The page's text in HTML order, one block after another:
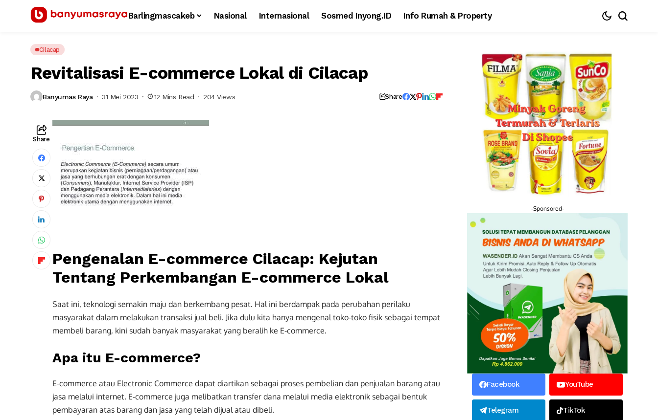
Barlingmascakeb Nasional Internasional Sosmed Inyong.ID Info Rumah & Property
Cilacap
Revitalisasi E-commerce Lokal di Cilacap
Banyumas Raya 31 Mei 2023 12 Mins Read 204 Views Share
Share
Pengenalan E-commerce Cilacap: Kejutan
Tentang Perkembangan E-commerce Lokal
Saat ini, teknologi semakin maju dan berkembang pesat. Hal ini berdampak pada perubahan perilaku
masyarakat dalam melakukan transaksi jual beli. Jika dulu kita hanya mengenal toko-toko fisik sebagai tempat
membeli barang, kini sudah banyak masyarakat yang beralih ke E-commerce.
Apa itu E-commerce?
E-commerce atau Electronic Commerce dapat diartikan sebagai proses pembelian dan penjualan barang atau
jasa melalui internet. E-commerce juga melibatkan transfer dana melalui media elektronik sebagai bentuk
pembayaran atas barang dan jasa yang telah dijual atau dibeli.
-Sponsored-
Facebook YouTube
Telegram TikTok